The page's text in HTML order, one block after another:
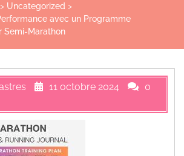
> Uncategorized >
avec un Programme
Semi-Marathon
11 octobre 2024
0